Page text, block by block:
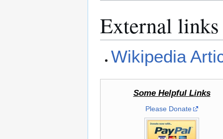
External links
Wikipedia
Some Helpful Links
Please Donate